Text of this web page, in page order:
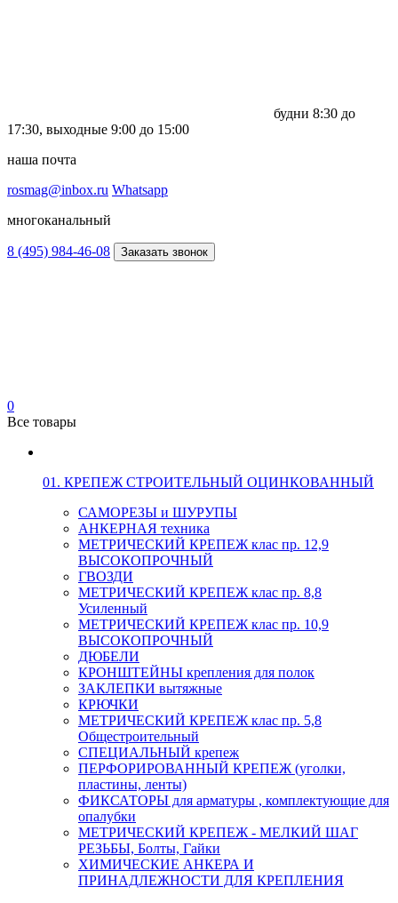
будни 8:30 до
17:30, выходные 9:00 до 15:00
наша почта
rosmag@inbox.ru Whatsapp
многоканальный
8 (495) 984-46-08 Заказать звонок
0
Все товары
01. КРЕПЕЖ СТРОИТЕЛЬНЫЙ ОЦИНКОВАННЫЙ
САМОРЕЗЫ и ШУРУПЫ
АНКЕРНАЯ техника
МЕТРИЧЕСКИЙ КРЕПЕЖ клас пр. 12,9
ВЫСОКОПРОЧНЫЙ
ГВОЗДИ
МЕТРИЧЕСКИЙ КРЕПЕЖ клас пр. 8,8
Усиленный
МЕТРИЧЕСКИЙ КРЕПЕЖ клас пр. 10,9
ВЫСОКОПРОЧНЫЙ
ДЮБЕЛИ
КРОНШТЕЙНЫ крепления для полок
ЗАКЛЕПКИ вытяжные
КРЮЧКИ
МЕТРИЧЕСКИЙ КРЕПЕЖ клас пр. 5,8
Общестроительный
СПЕЦИАЛЬНЫЙ крепеж
ПЕРФОРИРОВАННЫЙ КРЕПЕЖ (уголки,
пластины, ленты)
ФИКСАТОРЫ для арматуры , комплектующие для
опалубки
МЕТРИЧЕСКИЙ КРЕПЕЖ - МЕЛКИЙ ШАГ
РЕЗЬБЫ, Болты, Гайки
ХИМИЧЕСКИЕ АНКЕРА И
ПРИНАДЛЕЖНОСТИ ДЛЯ КРЕПЛЕНИЯ